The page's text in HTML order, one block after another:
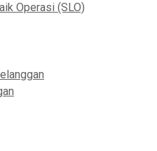
Operasi (SLO)